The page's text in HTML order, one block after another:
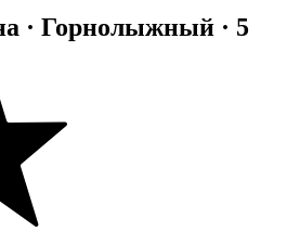
· Горнолыжный · 5